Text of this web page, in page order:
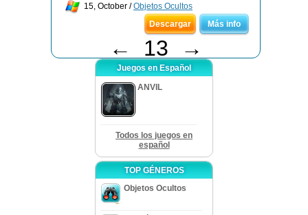
15, October /Objetos Ocultos
Descargar
Más info
← 13 →
Juegos en Español
ANVIL
Todos los juegos en
español
TOP GÉNEROS
Objetos Ocultos